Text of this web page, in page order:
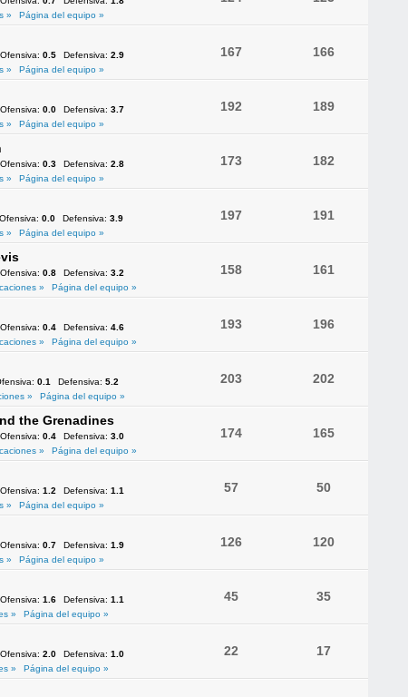
»
Página del equipo »
Ofensiva: 0.5 Defensiva: 2.9
»
Página del equipo »
167 166
Ofensiva: 0.0 Defensiva: 3.7
»
Página del equipo »
192 189
Ofensiva: 0.3 Defensiva: 2.8
»
Página del equipo »
173 182
Ofensiva: 0.0 Defensiva: 3.9
»
Página del equipo »
197 191
Ofensiva: 0.8 Defensiva: 3.2
»
Página del equipo »
158 161
Ofensiva: 0.4 Defensiva: 4.6
»
Página del equipo »
193 196
0.1 Defensiva: 5.2
»
Página del equipo »
203 202
the Grenadines
Ofensiva: 0.4 Defensiva: 3.0
»
Página del equipo »
174 165
Ofensiva: 1.2 Defensiva: 1.1
»
Página del equipo »
57 50
Ofensiva: 0.7 Defensiva: 1.9
»
Página del equipo »
126 120
Ofensiva: 1.6 Defensiva: 1.1
»
Página del equipo »
45 35
Ofensiva: 2.0 Defensiva: 1.0
»
Página del equipo »
22 17